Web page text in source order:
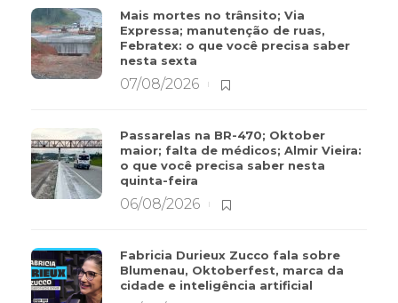
Mais mortes no trânsito; Via
Expressa; manutenção de ruas,
Febratex: o que você precisa saber
nesta sexta
07/08/2026
Passarelas na BR-470; Oktober
maior; falta de médicos; Almir Vieira:
o que você precisa saber nesta
quinta-feira
06/08/2026
Fabricia Durieux Zucco fala sobre
Blumenau, Oktoberfest, marca da
cidade e inteligência artificial